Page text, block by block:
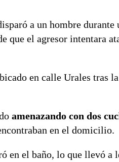
a un hombre durante
que el agresor intentara
en calle Urales tras
amenazando con dos
en el domicilio.
en el baño, lo que llevó